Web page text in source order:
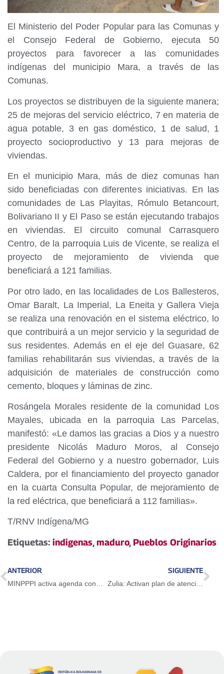
El Ministerio del Poder Popular para las Comunas y
el Consejo Federal de Gobierno, ejecuta 50
proyectos para favorecer a las comunidades
indígenas del municipio Mara, a través de las
Comunas.
‎Los proyectos se distribuyen de la siguiente manera;
25 de mejoras del servicio eléctrico, 7 en materia de
agua potable, 3 en gas doméstico, 1 de salud, 1
proyecto socioproductivo y 13 para mejoras de
viviendas.
‎En el municipio Mara, más de diez comunas han
sido beneficiadas con diferentes iniciativas. En las
comunidades de Las Playitas, Rómulo Betancourt,
Bolivariano II y El Paso se están ejecutando trabajos
en viviendas. El circuito comunal Carrasquero
Centro, de la parroquia Luis de Vicente, se realiza el
proyecto de mejoramiento de vivienda que
beneficiará a 121 familias.
‎Por otro lado, en las localidades de Los Ballesteros,
Omar Baralt, La Imperial, La Eneita y Gallera Vieja
se realiza una renovación en el sistema eléctrico, lo
que contribuirá a un mejor servicio y la seguridad de
sus residentes. Además en el eje del Guasare, 62
familias rehabilitarán sus viviendas, a través de la
adquisición de materiales de construcción como
cemento, bloques y láminas de zinc.
‎Rosángela Morales residente de la comunidad Los
Mayales, ubicada en la parroquia Las Parcelas,
manifestó: «Le damos las gracias a Dios y a nuestro
presidente Nicolás Maduro Moros, al Consejo
Federal del Gobierno y a nuestro gobernador, Luis
Caldera, por el financiamiento del proyecto ganador
en la cuarta Consulta Popular, de mejoramiento de
la red eléctrica, que beneficiará a 112 familias».
T/RNV Indígena/MG
Etiquetas: indigenas,maduro, Pueblos Originarios
ANTERIOR SIGUIENTE
Zulia: Activan plan de atención en 16 comunidades afectadas por las lluvias en el Sur del Lago